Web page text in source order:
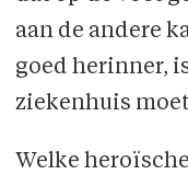
aan de andere
goed herinner,
ziekenhuis
Welke